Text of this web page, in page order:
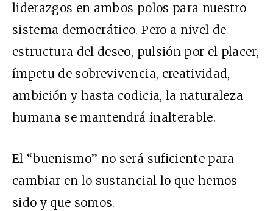
liderazgos en ambos polos para nuestro
sistema democrático. Pero a nivel de
estructura del deseo, pulsión por el placer,
ímpetu de sobrevivencia, creatividad,
ambición y hasta codicia, la naturaleza
humana se mantendrá inalterable.
El “buenismo” no será suficiente para
cambiar en lo sustancial lo que hemos
sido y que somos.